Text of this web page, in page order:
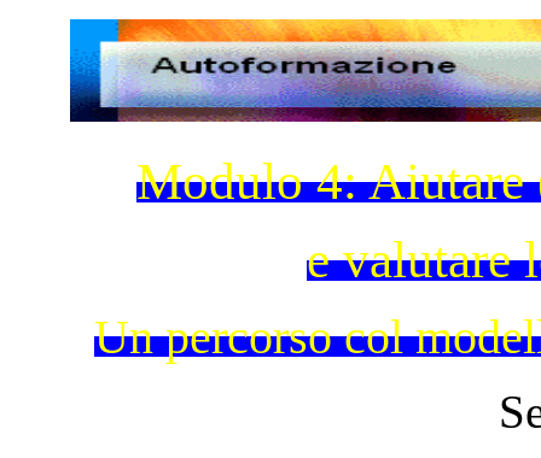
Modulo 4: Aiutare
e valutare
Un percorso col